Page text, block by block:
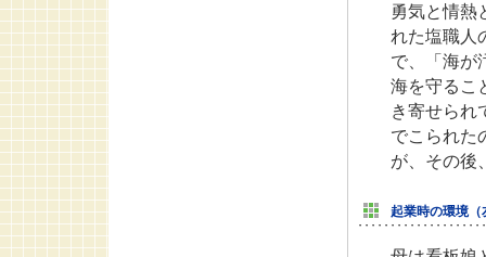
勇気と情熱
れた塩職人
で、「海が
海を守るこ
き寄せられ
でこられた
が、その後
起業時の環境（